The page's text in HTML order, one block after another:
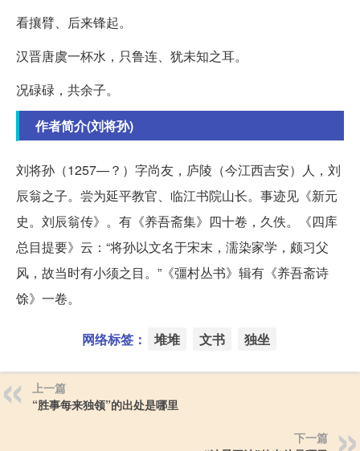
看攘臂、后来锋起。
汉晋唐虞一杯水，只鲁连、犹未知之耳。
况碌碌，共余子。
作者简介(刘将孙)
刘将孙（1257—？）字尚友，庐陵（今江西吉安）人，刘
辰翁之子。尝为延平教官、临江书院山长。事迹见《新元
史。刘辰翁传》。有《养吾斋集》四十卷，久佚。《四库
总目提要》云：“将孙以文名于宋末，濡染家学，颇习父
风，故当时有小须之目。”《彊村丛书》辑有《养吾斋诗
馀》一卷。
网络标签： 堆堆 文书 独坐
上一篇
“胜事每来独领”的出处是哪里
下一篇